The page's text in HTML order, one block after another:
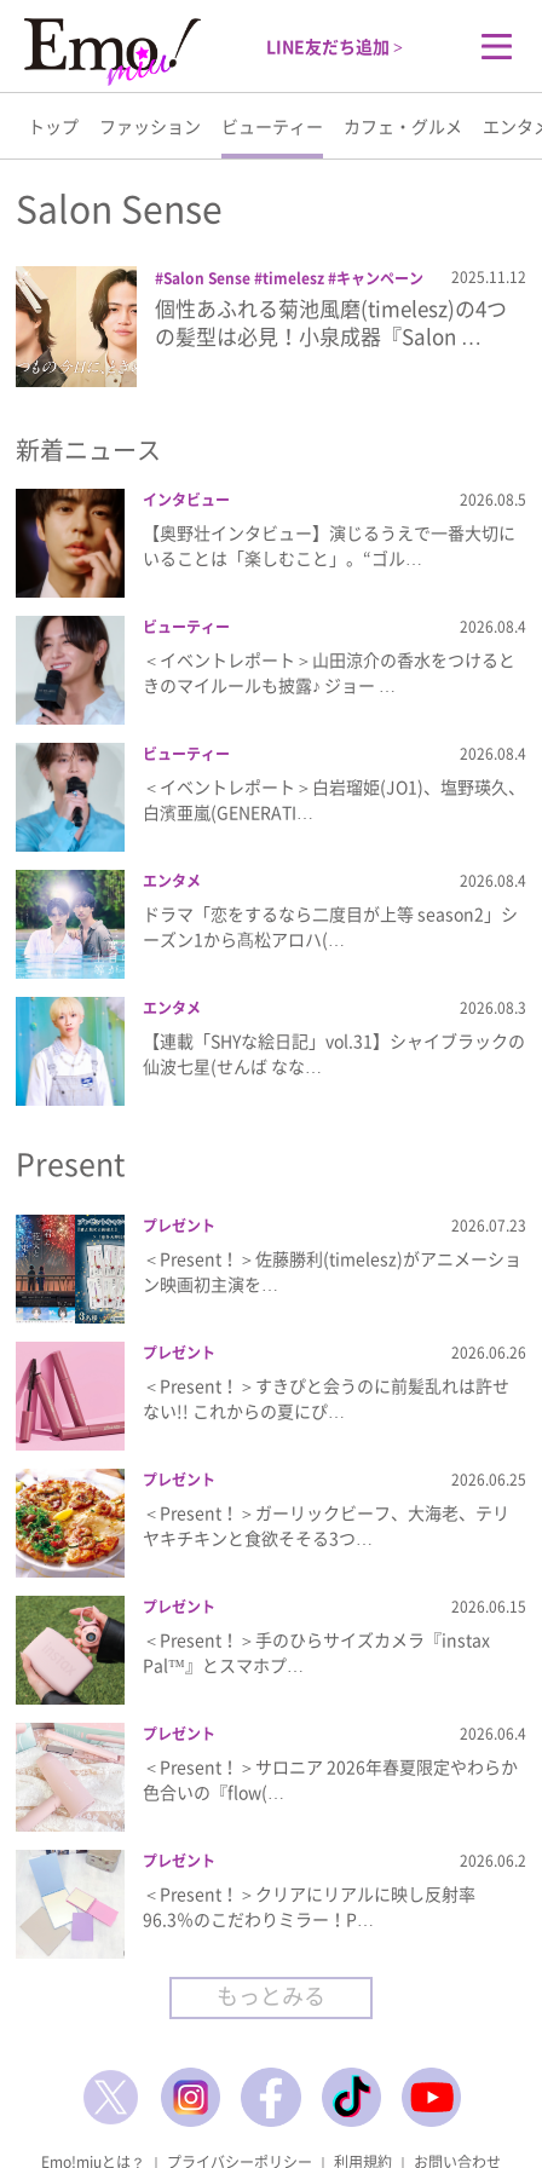
LINE友だち追加 >
トップ ファッション ビューティー カフェ・グルメ エンタ
トップ
ファッション
ビューティー
カフェ・グルメ
エンタメ
ライフスタイル
プレゼント
インタビュー
フィルム
Emoメン
ランキング
Emo!miuとは？
免責事項
プライバシーポリシー
利用規約
お問い合わせ
Salon Sense
Salon Sense timelesz
キャンペーン
ドライヤー
ヘアアイロン 小泉成器
菊池風磨
2025.11.12
個性あふれる菊池風磨(timelesz)の4つ
の髪型は必見！小泉成器『Salon …
新着ニュース
インタビュー 2026.08.5
【奥野壮インタビュー】演じるうえで一番大切に
いることは「楽しむこと」。“ゴル…
ビューティー 2026.08.4
＜イベントレポート＞山田涼介の香水をつけると
きのマイルールも披露♪ ジョー …
ビューティー 2026.08.4
＜イベントレポート＞白岩瑠姫(JO1)、塩野瑛久、
白濱亜嵐(GENERATI…
エンタメ 2026.08.4
ドラマ「恋をするなら二度目が上等 season2」シ
ーズン1から髙松アロハ(…
エンタメ 2026.08.3
【連載「SHYな絵日記」vol.31】シャイブラックの
仙波七星(せんば なな…
Present
プレゼント 2026.07.23
＜Present！＞佐藤勝利(timelesz)がアニメーショ
ン映画初主演を…
プレゼント 2026.06.26
＜Present！＞すきぴと会うのに前髪乱れは許せ
ない!! これからの夏にぴ…
プレゼント 2026.06.25
＜Present！＞ガーリックビーフ、大海老、テリ
ヤキチキンと食欲そそる3つ…
プレゼント 2026.06.15
＜Present！＞手のひらサイズカメラ『instax
Pal™』とスマホプ…
プレゼント 2026.06.4
＜Present！＞サロニア 2026年春夏限定やわらか
色合いの『flow(…
プレゼント 2026.06.2
＜Present！＞クリアにリアルに映し反射率
96.3％のこだわりミラー！P…
もっとみる
Emo!miuとは？ ｜ プライバシーポリシー ｜ 利用規約 ｜ お問い合わせ